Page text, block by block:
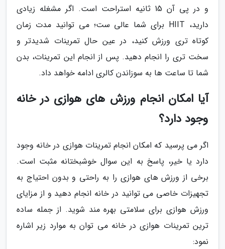
و در پی آن 15 ثانیه استراحت است. اگر مشغله زیادی
دارید، HIIT برای شما عالی ست؛ می توانید مدت زمان
کوتاه تری ورزش کنید، در عین حال تمرینات شدیدتر و
سخت تری را انجام دهید. پس از انجام این تمرینات، بدن
شما تا ساعت ها به سوزاندن کالری ادامه خواهد داد.
آیا امکان انجام ورزش های هوازی در خانه
وجود دارد؟
اگر می پرسید که امکان انجام تمرینات هوازی در خانه وجود
دارد یا خیر، پاسخ به این سوال خوشبختانه مثبت است.
برخی از ورزش های هوازی را به راحتی و بدون احتیاج به
تجهیزات خاصی می توانید در خانه انجام دهید و از مزایای
ورزش هوازی برای سلامتی بهره مند شوید. از جمله ساده
ترین تمرینات هوازی در خانه می توان به موارد زیر اشاره
نمود: